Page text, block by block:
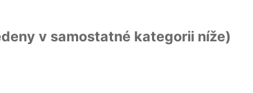
v samostatné kategorii níže)